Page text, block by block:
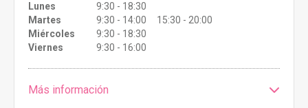
Lunes
9:30 - 18:30
Martes
9:30 - 14:00 15:30 - 20:00
Miércoles
9:30 - 18:30
Viernes
9:30 - 16:00
Más información